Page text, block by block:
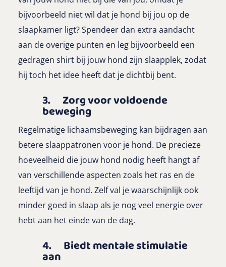
bijvoorbeeld niet wil dat je hond bij jou op de
slaapkamer ligt? Spendeer dan extra aandacht
aan de overige punten en leg bijvoorbeeld een
gedragen shirt bij jouw hond zijn slaapplek, zodat
hij toch het idee heeft dat je dichtbij bent.
3. Zorg voor voldoende
beweging
Regelmatige lichaamsbeweging kan bijdragen aan
betere slaappatronen voor je hond. De precieze
hoeveelheid die jouw hond nodig heeft hangt af
van verschillende aspecten zoals het ras en de
leeftijd van je hond. Zelf val je waarschijnlijk ook
minder goed in slaap als je nog veel energie over
hebt aan het einde van de dag.
4. Biedt mentale stimulatie
aan